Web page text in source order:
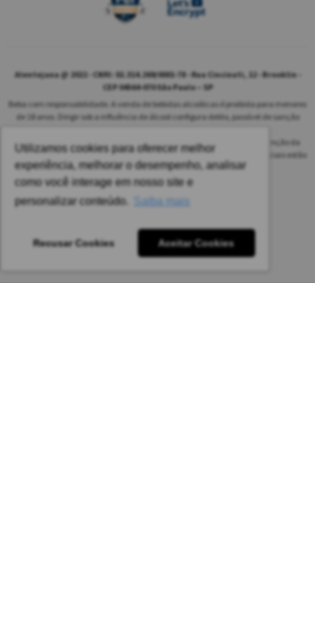
Utilizamos cookies para oferecer melhor
experiência, melhorar o desempenho, analisar
como você interage em nosso site e
personalizar conteúdo.
Saiba mais
Recusar Cookies Aceitar Cookies
Alentejana @ 2022 - CNPJ: 02.314.269/0001-78 - Rua Cincinati, 12 - Brooklin -
CEP 04564-070 São Paulo – SP
Beba com responsabilidade. A venda de bebidas alcoólicas é proibida para menores
de 18 anos. Dirigir sob a influência de álcool configura delito, passível de sanção
As safras dos vinhos poderão ser diferentes das informadas no site em função da
disponibilidade do nosso estoque. Alteração de preços e condições comerciais estão
sujeitas a alteração sem aviso prévio.
Pedido mínimo: R$ 1.650,00 para todas as regiões.
Imagens meramente ilustrativas.